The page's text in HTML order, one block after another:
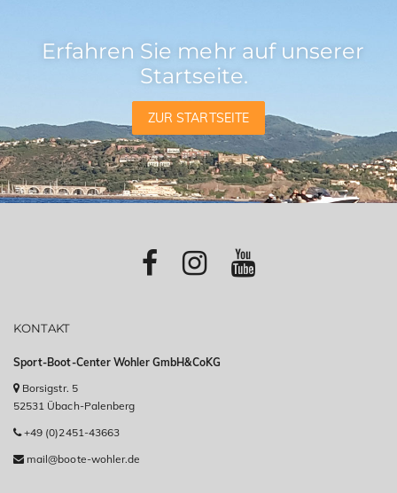
Erfahren Sie mehr auf unserer
Startseite.
ZUR STARTSEITE
KONTAKT
Sport-Boot-Center Wohler GmbH&CoKG
Borsigstr. 5
52531 Übach-Palenberg
+49 (0)2451-43663
mail@boote-wohler.de